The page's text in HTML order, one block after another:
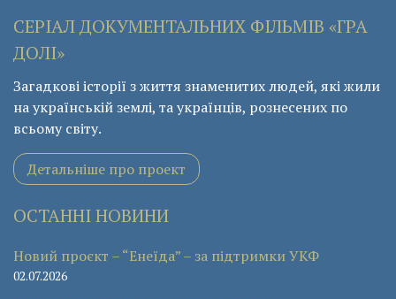
СЕРІАЛ ДОКУМЕНТАЛЬНИХ ФІЛЬМІВ «ГРА
ДОЛІ»
Загадкові історії з життя знаменитих людей, які жили
на українській землі, та українців, рознесених по
всьому світу.
Детальніше про проект
ОСТАННІ НОВИНИ
Новий проєкт – “Енеїда” – за підтримки УКФ
02.07.2026